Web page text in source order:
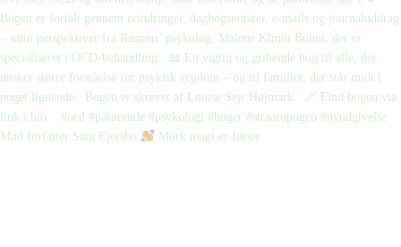
Mød forfatter Sara Ejersbo Mørk magi er første